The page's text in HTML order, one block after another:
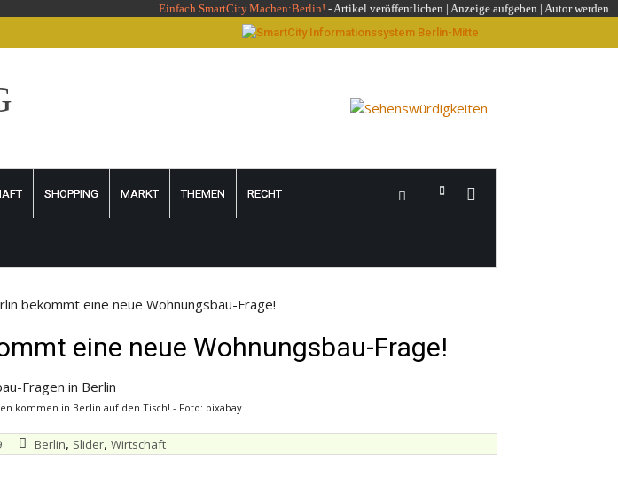
Einfach.SmartCity.Machen:Berlin! -Artikel veröffentlichen | Anzeige aufgeben | Autor werden
SHOPPING MARKT THEMEN RECHT
bekommt eine neue Wohnungsbau-Frage!
eine neue Wohnungsbau-Frage!
kommen in Berlin auf den Tisch! - Foto: pixabay
Berlin, Slider, Wirtschaft